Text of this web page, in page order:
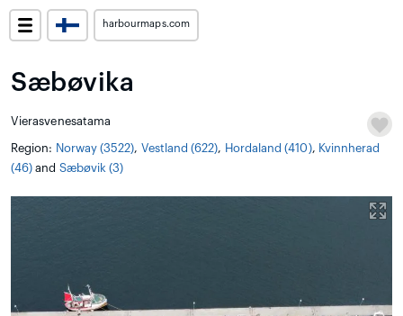
harbourmaps.com
Sæbøvika
Vierasvenesatama
Region: Norway (3522), Vestland (622), Hordaland (410), Kvinnherad
(46) and Sæbøvik (3)